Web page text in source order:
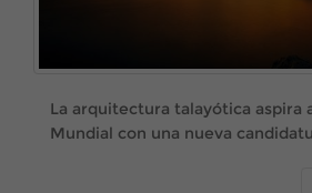
La arquitectura talayótica aspira
Mundial con una nueva